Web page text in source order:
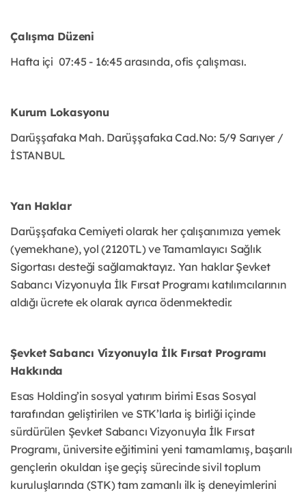
Çalışma Düzeni
Hafta içi 07:45 - 16:45 arasında, ofis çalışması.
Kurum Lokasyonu
Darüşşafaka Mah. Darüşşafaka Cad.No: 5/9 Sarıyer /
İSTANBUL
Yan Haklar
Darüşşafaka Cemiyeti olarak her çalışanımıza yemek
(yemekhane), yol (2120TL) ve Tamamlayıcı Sağlık
Sigortası desteği sağlamaktayız. Yan haklar Şevket
Sabancı Vizyonuyla İlk Fırsat Programı katılımcılarının
aldığı ücrete ek olarak ayrıca ödenmektedir.
Şevket Sabancı Vizyonuyla İlk Fırsat Programı
Hakkında
Esas Holding’in sosyal yatırım birimi Esas Sosyal
tarafından geliştirilen ve STK’larla iş birliği içinde
sürdürülen Şevket Sabancı Vizyonuyla İlk Fırsat
Programı, üniversite eğitimini yeni tamamlamış, başarılı
gençlerin okuldan işe geçiş sürecinde sivil toplum
kuruluşlarında (STK) tam zamanlı ilk iş deneyimlerini